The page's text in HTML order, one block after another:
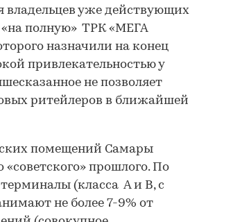
владельцев уже действующих
полную» ТРК «МЕГА
назначили на конец
привлекательностью у
не позволяет
ритейлеров в ближайшей
помещений Самары
прошлого. По
(класса А и В, с
не более 7-9% от